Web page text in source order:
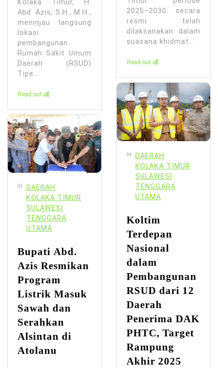
Kolaka Timur, H.
Abd. Azis, S.H., M.H.,
meninjau langsung
lokasi
pembangunan
Rumah Sakit Umum
Daerah (RSUD)
Tipe...
Read out all
In
DAERAH
KOLAKA TIMUR
SULAWESI
TENGGARA
UTAMA
Bupati Abd.
Azis Resmikan
Program
Listrik Masuk
Sawah dan
Serahkan
Alsintan di
Atolanu
2025–2030 secara
resmi telah
dilaksanakan dalam
suasana khidmat...
Read out all
In
DAERAH
KOLAKA TIMUR
SULAWESI
TENGGARA
UTAMA
Koltim
Terdepan
Nasional
dalam
Pembangunan
RSUD dari 12
Daerah
Penerima DAK
PHTC, Target
Rampung
Akhir 2025